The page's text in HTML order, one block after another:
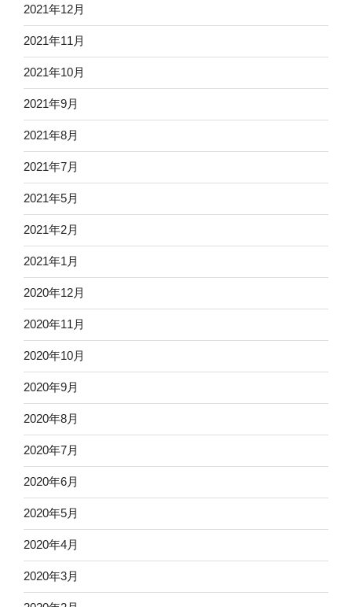
2021年12月
2021年11月
2021年10月
2021年9月
2021年8月
2021年7月
2021年5月
2021年2月
2021年1月
2020年12月
2020年11月
2020年10月
2020年9月
2020年8月
2020年7月
2020年6月
2020年5月
2020年4月
2020年3月